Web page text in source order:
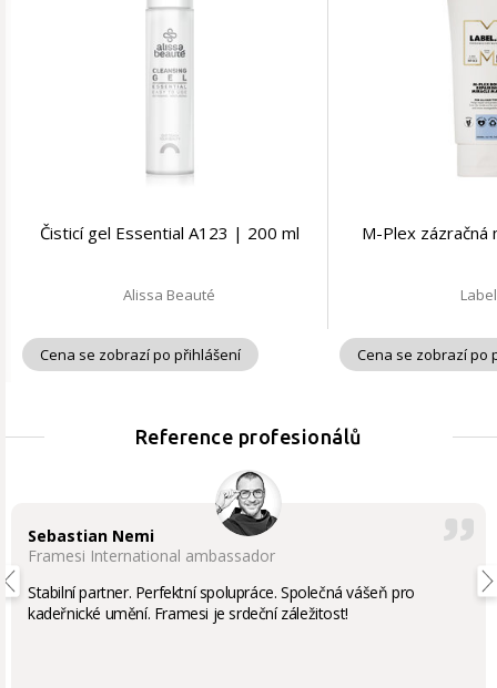
Čisticí gel Essential A123 | 200 ml
Alissa Beauté
Cena se zobrazí po přihlášení
M-Plex
Cena se zobrazí po
Reference profesionálů
Sebastian Nemi
Framesi International ambassador
Stabilní partner. Perfektní spolupráce. Společná vášeň pro
kadeřnické umění. Framesi je srdeční záležitost!